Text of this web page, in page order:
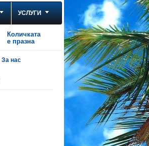
УСЛУГИ
Количката
е празна
За нас